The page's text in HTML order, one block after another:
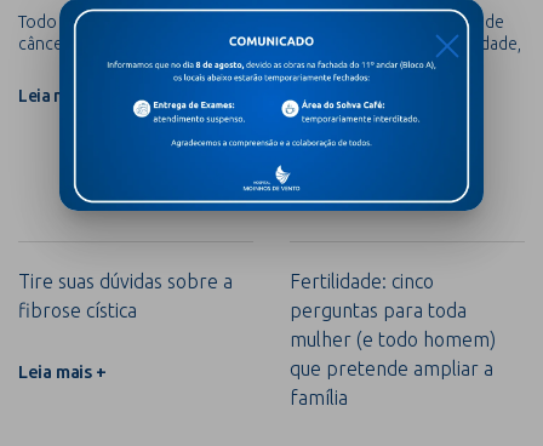
Todo tumor cerebral é um
câncer?
Leia mais +
Como diferenciar o TDAH de
distrações comuns, ansiedade,
depressão e burnout?
Leia mais +
Tire suas dúvidas sobre a
fibrose cística
Leia mais +
Fertilidade: cinco
perguntas para toda
mulher (e todo homem)
que pretende ampliar a
família
X